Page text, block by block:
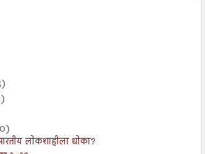
लोकशाहीला धोका?